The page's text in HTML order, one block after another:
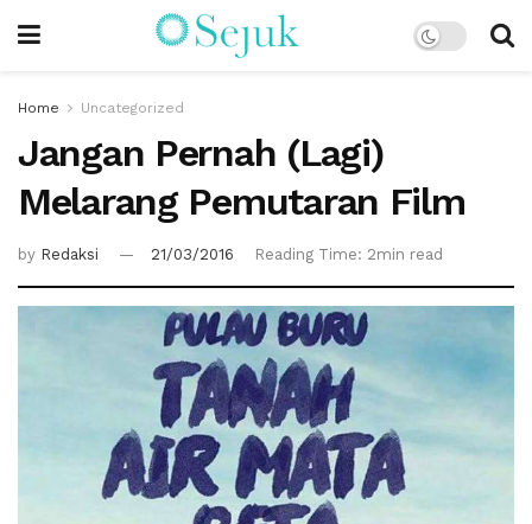
Home Uncategorized
Jangan Pernah (Lagi)
Melarang Pemutaran Film
by Redaksi 21/03/2016 Reading Time: 2min read